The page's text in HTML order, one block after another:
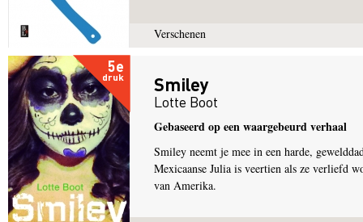
Verschenen
5e
druk Smiley
Lotte Boot
Gebaseerd op een waargebeurd verhaal
Smiley neemt je mee in een harde,
Mexicaanse Julia is veertien als ze verliefd
van Amerika.